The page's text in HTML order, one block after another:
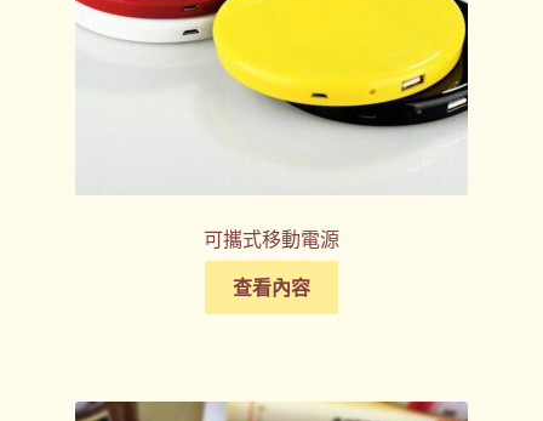
可攜式移動電源
查看內容